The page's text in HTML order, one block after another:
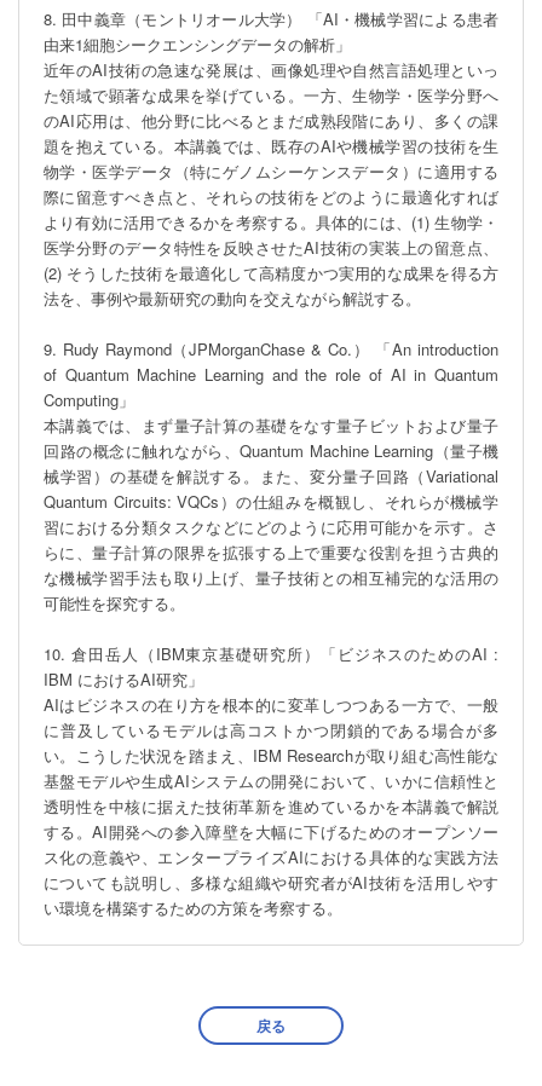
8. 田中義章（モントリオール大学） 「AI・機械学習による患者
由来1細胞シークエンシングデータの解析」
近年のAI技術の急速な発展は、画像処理や自然言語処理といっ
た領域で顕著な成果を挙げている。一方、生物学・医学分野へ
のAI応用は、他分野に比べるとまだ成熟段階にあり、多くの課
題を抱えている。本講義では、既存のAIや機械学習の技術を生
物学・医学データ（特にゲノムシーケンスデータ）に適用する
際に留意すべき点と、それらの技術をどのように最適化すれば
より有効に活用できるかを考察する。具体的には、(1) 生物学・
医学分野のデータ特性を反映させたAI技術の実装上の留意点、
(2) そうした技術を最適化して高精度かつ実用的な成果を得る方
法を、事例や最新研究の動向を交えながら解説する。
9. Rudy Raymond（JPMorganChase & Co.） 「An introduction
of Quantum Machine Learning and the role of AI in Quantum
Computing」
本講義では、まず量子計算の基礎をなす量子ビットおよび量子
回路の概念に触れながら、Quantum Machine Learning（量子機
械学習）の基礎を解説する。また、変分量子回路（Variational
Quantum Circuits: VQCs）の仕組みを概観し、それらが機械学
習における分類タスクなどにどのように応用可能かを示す。さ
らに、量子計算の限界を拡張する上で重要な役割を担う古典的
な機械学習手法も取り上げ、量子技術との相互補完的な活用の
可能性を探究する。
10. 倉田岳人（IBM東京基礎研究所）「ビジネスのためのAI :
IBM におけるAI研究」
AIはビジネスの在り方を根本的に変革しつつある一方で、一般
に普及しているモデルは高コストかつ閉鎖的である場合が多
い。こうした状況を踏まえ、IBM Researchが取り組む高性能な
基盤モデルや生成AIシステムの開発において、いかに信頼性と
透明性を中核に据えた技術革新を進めているかを本講義で解説
する。AI開発への参入障壁を大幅に下げるためのオープンソー
ス化の意義や、エンタープライズAIにおける具体的な実践方法
についても説明し、多様な組織や研究者がAI技術を活用しやす
い環境を構築するための方策を考察する。
戻る